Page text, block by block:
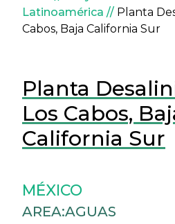
Latinoamérica
Planta
Cabos, Baja California Sur
Planta
Los Cabos,
California Sur
MÉXICO
AREA:AGUAS